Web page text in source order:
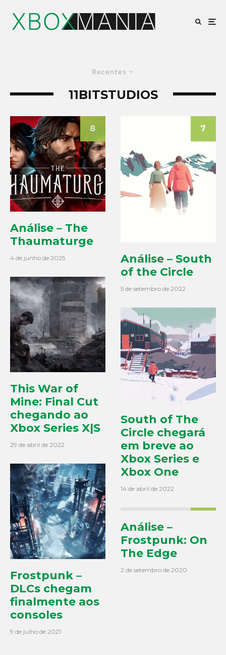
Recentes
11BITSTUDIOS
8
Análise – The
Thaumaturge
4 de junho de 2025
This War of
Mine: Final Cut
chegando ao
Xbox Series X|S
29 de abril de 2022
Frostpunk –
DLCs chegam
finalmente aos
consoles
9 de julho de 2021
7
Análise – South
of the Circle
5 de setembro de 2022
South of The
Circle chegará
em breve ao
Xbox Series e
Xbox One
14 de abril de 2022
Análise –
Frostpunk: On
The Edge
2 de setembro de 2020